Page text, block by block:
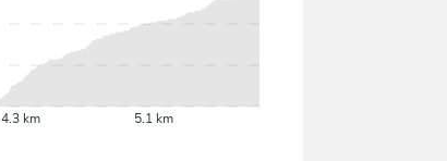
4.3 km 5.1 km